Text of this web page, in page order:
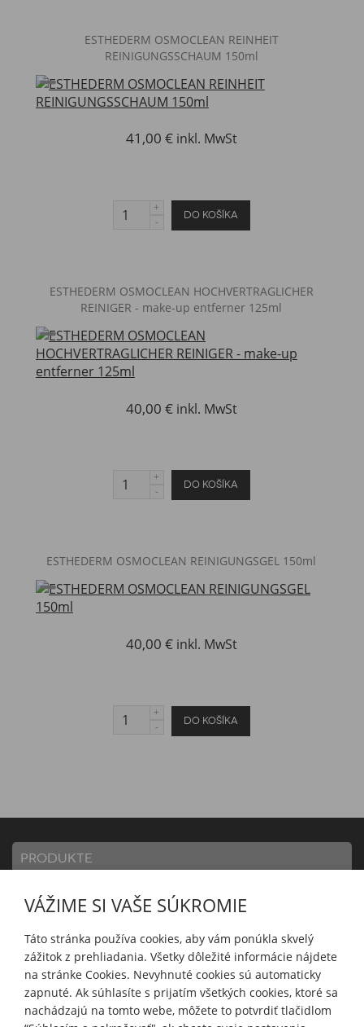
ESTHEDERM OSMOCLEAN REINHEIT
REINIGUNGSSCHAUM 150ml
41,00 € inkl. MwSt
ESTHEDERM OSMOCLEAN HOCHVERTRAGLICHER
REINIGER - make-up entferner 125ml
40,00 € inkl. MwSt
ESTHEDERM OSMOCLEAN REINIGUNGSGEL 150ml
40,00 € inkl. MwSt
PRODUKTE
INFORMATION
KONTO
VÁŽIME SI VAŠE SÚKROMIE
Táto stránka používa cookies, aby vám ponúkla skvelý
zážitok z prehliadania. Všetky dôležité informácie nájdete
na stránke Cookies. Nevyhnuté cookies sú automaticky
zapnuté. Ak súhlasíte s prijatím všetkých cookies, ktoré sa
nachádzajú na tomto webe, môžete to potvrdiť tlačidlom